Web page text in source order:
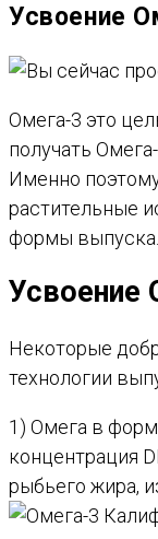
Усвоение
Омега-3 это
получать
Именно
растительные
формы выпуска.
Усвоение
Некоторые
технологии
1) Омега в
концентрация
рыбьего жира,